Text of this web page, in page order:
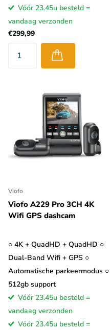
Vóór 23.45u besteld =
vandaag verzonden
€299,99
Viofo
Viofo A229 Pro 3CH 4K
Wifi GPS dashcam
○ 4K + QuadHD + QuadHD ○
Dual-Band Wifi + GPS ○
Automatische parkeermodus ○
512gb support
Vóór 23.45u besteld =
vandaag verzonden
Vóór 23.45u besteld =